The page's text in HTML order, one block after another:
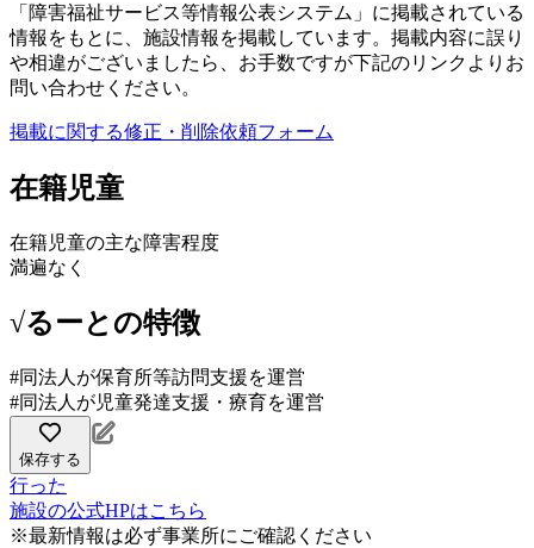
「障害福祉サービス等情報公表システム」に掲載されている
情報をもとに、施設情報を掲載しています。掲載内容に誤り
や相違がございましたら、お手数ですが下記のリンクよりお
問い合わせください。
掲載に関する修正・削除依頼フォーム
在籍児童
在籍児童の主な障害程度
満遍なく
√るーとの特徴
#同法人が保育所等訪問支援を運営
#同法人が児童発達支援・療育を運営
保存する
行った
施設の公式HPはこちら
※最新情報は必ず事業所にご確認ください